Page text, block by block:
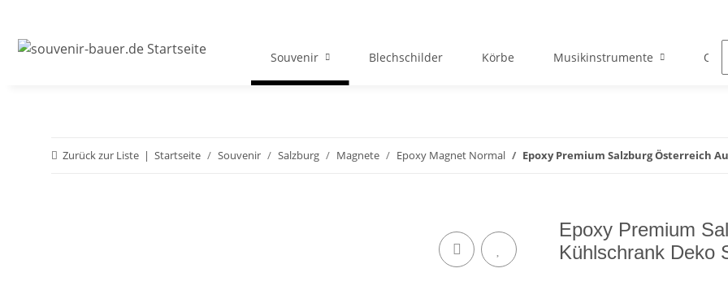
Souvenir Blechschilder Körbe Musikinstrumente
Zurück zur Liste Startseite Souvenir Salzburg Magnete Epoxy Magnet Normal Epoxy Premium Salzburg Österreich
Epoxy Premium
Kühlschrank Deko